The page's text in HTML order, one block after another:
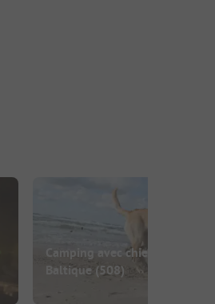
Camping avec chien à la mer
Baltique (508)